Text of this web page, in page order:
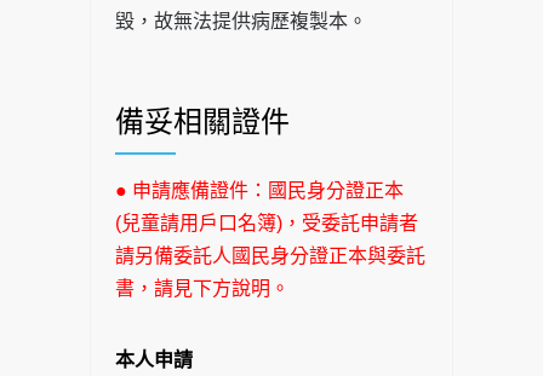
毀，故無法提供病歷複製本。
備妥相關證件
● 申請應備證件：國民身分證正本
(兒童請用戶口名簿)，受委託申請者
請另備委託人國民身分證正本與委託
書，請見下方說明。
本人申請